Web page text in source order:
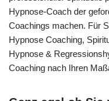
Hypnose-Coach der
Coachings machen. Für
Hypnose Coaching,
Hypnose &
Coaching nach Ihren